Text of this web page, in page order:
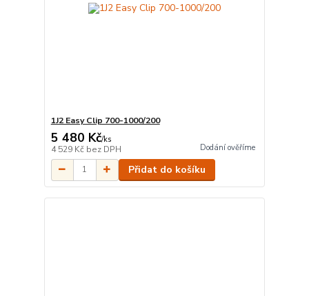
1J2 Easy Clip 700-1000/200
5 480 Kč/ks
4 529 Kč bez DPH Dodání ověříme
Přidat do košíku